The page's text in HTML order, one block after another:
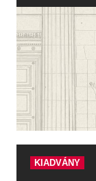
KIADVÁNY